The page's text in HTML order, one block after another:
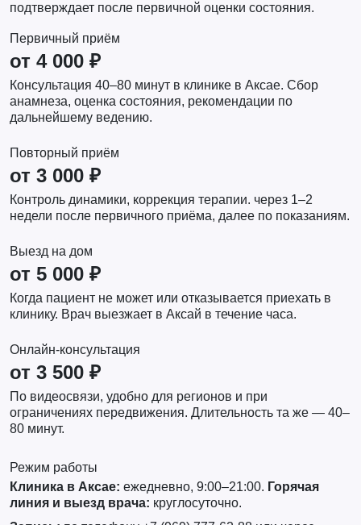
подтверждает после первичной оценки состояния.
Первичный приём
от 4 000 ₽
Консультация 40–80 минут в клинике в Аксае. Сбор
анамнеза, оценка состояния, рекомендации по
дальнейшему ведению.
Повторный приём
от 3 000 ₽
Контроль динамики, коррекция терапии. через 1–2
недели после первичного приёма, далее по показаниям.
Выезд на дом
от 5 000 ₽
Когда пациент не может или отказывается приехать в
клинику. Врач выезжает в Аксай в течение часа.
Онлайн-консультация
от 3 500 ₽
По видеосвязи, удобно для регионов и при
ограничениях передвижения. Длительность та же — 40–
80 минут.
Режим работы
Клиника в Аксае: ежедневно, 9:00–21:00. Горячая
линия и выезд врача: круглосуточно.